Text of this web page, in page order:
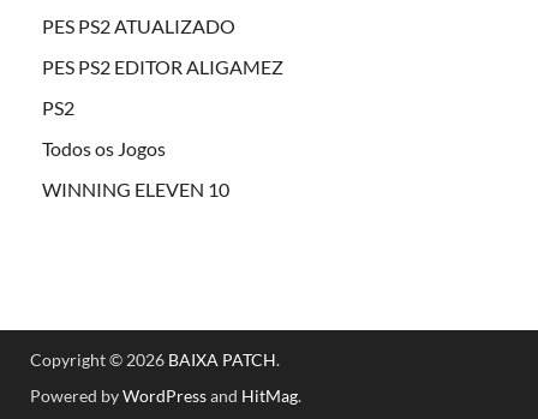
PES PS2 ATUALIZADO
PES PS2 EDITOR ALIGAMEZ
PS2
Todos os Jogos
WINNING ELEVEN 10
Copyright © 2026 BAIXA PATCH.
Powered byWordPressand HitMag.